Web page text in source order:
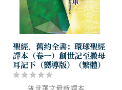
聖經．舊約全書：環球聖經
譯本（卷一）創世記至撒母
耳記下（嚮導版）（繁體）
． 普世華文最新譯本